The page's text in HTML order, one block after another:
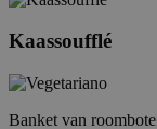
Kaassoufflé
Banket van